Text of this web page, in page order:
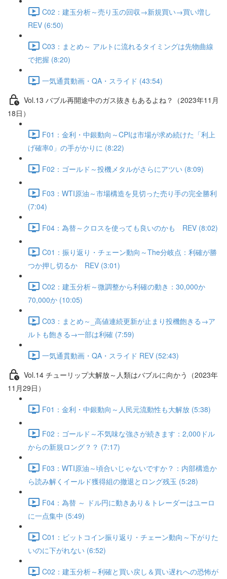
C02：建玉分析～売り玉の回収→新規買い→買い増し
REV (6:50)
C03：まとめ～ アルトに流れるタイミングは先物曲線
で把握 (8:20)
一気通貫動画・QA・スライド (43:54)
Vol.13 バブル再開途中のガス抜きもあるよね？（2023年11月
18日）
F01：金利・中銀動向～CPIは市場が求め続けた「利上
げ確率0」の手がかりに (8:22)
F02：ゴールド～投機メタルがさらにアツい (8:09)
F03：WTI原油～市場構造を見切った売り手の完全勝利
(7:04)
F04：為替～クロスを使っても良いのかも REV (8:02)
C01：振り返り・チェーン動向～The分岐点：利確が勝
つか押し切るか REV (3:01)
C02：建玉分析～微調整から利確の動き：30,000か
70,000か (10:05)
C03：まとめ～_高値連続更新が止まり投機飽きる→ア
ルトも飽きる→一部は利確 (7:59)
一気通貫動画・QA・スライド REV (52:43)
Vol.14 チューリップ大解放～人類はバブルに向かう（2023年
11月29日）
F01：金利・中銀動向～人民元流動性も大解放 (5:38)
F02：ゴールド～不気味な強さが続きます：2,000ドル
からの新規ロング？？ (7:17)
F03：WTI原油～頃合いじゃないですか？：内部構造か
ら読み解くイールド獲得組の撤退とロング残玉 (5:28)
F04：為替 ～ ドル円に動きあり＆トレーダーはユーロ
に一点集中 (5:49)
C01：ビットコイン振り返り・チェーン動向～下がりた
いのに下がれない (6:52)
C02：建玉分析～利確と買い戻し＆買い遅れへの恐怖が